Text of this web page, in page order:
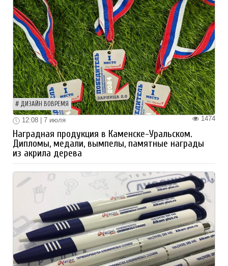
ДИЗАЙН ВОВРЕМЯ
1474
12:08 | 7 июля
Наградная продукция в Каменске-Уральском.
Дипломы, медали, вымпелы, памятные награды
из акрила дерева